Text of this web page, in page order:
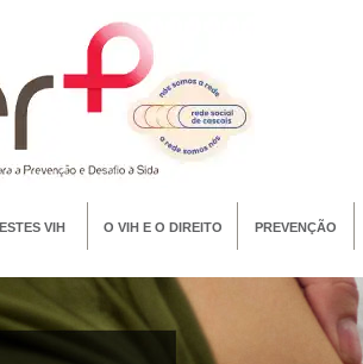
VIH O VIH E O DIREITO PREVENÇÃO